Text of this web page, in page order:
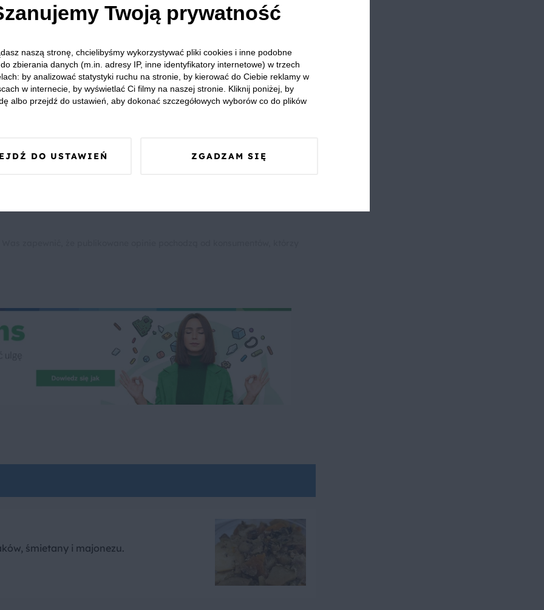
Pochwal się efektem.
się opinią i zainspiruj innych!
śmietany i majonezu.
Twoją prywatność
naszą stronę, chcielibyśmy wykorzystywać pliki cookies i inne podobne
zbierania danych (m.in. adresy IP, inne identyfikatory internetowe) w trzech
by analizować statystyki ruchu na stronie, by kierować do Ciebie reklamy w
w internecie, by wyświetlać Ci filmy na naszej stronie. Kliknij poniżej, by
albo przejdź do ustawień, aby dokonać szczegółowych wyborów co do plików
DO USTAWIEŃ ZGADZAM SIĘ